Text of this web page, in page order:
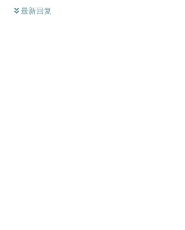
最新回复